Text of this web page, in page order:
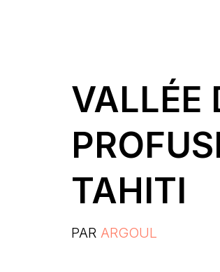
VALLÉE
TAHITI
PAR ARGOUL